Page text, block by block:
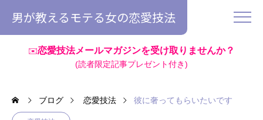
男が教えるモテる女の恋愛技法
✉️恋愛技法メールマガジンを受け取りませんか？
(読者限定記事プレゼント付き)
ブログ 恋愛技法 彼に奢ってもらいたいです